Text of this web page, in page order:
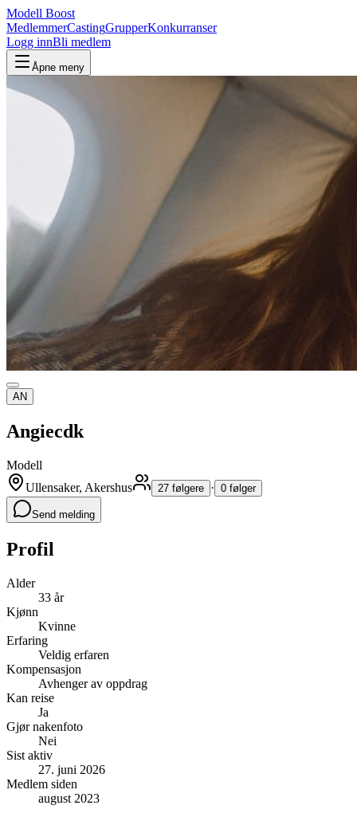
Modell Boost
MedlemmerCastingGrupperKonkurranser
Logg innBli medlem
Åpne meny
AN
Angiecdk
Modell
Ullensaker, Akershus
27 følgere · 0 følger
Send melding
Profil
Alder
33 år
Kjønn
Kvinne
Erfaring
Veldig erfaren
Kompensasjon
Avhenger av oppdrag
Kan reise
Ja
Gjør nakenfoto
Nei
Sist aktiv
27. juni 2026
Medlem siden
august 2023